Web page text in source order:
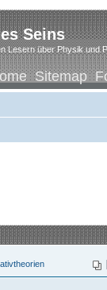
Seins
Lesern über Physik und
Sitemap